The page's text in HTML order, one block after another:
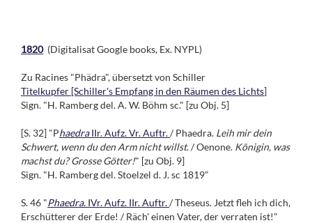
1820 (Digitalisat Google books, Ex. NYPL)
Zu Racines "Phädra", übersetzt von Schiller
Titelkupfer [Schiller's Empfang in den Räumen des Lichts]
Sign. "H. Ramberg del. A. W. Böhm sc." [zu Obj. 5]
[S. 32] "PhaedraIIr. Aufz. Vr. Auftr./ Phaedra. Leih mir dein
Schwert, wenn du den Arm nicht willst. / Oenone. Königin, was
machst du? Grosse Götter!" [zu Obj. 9]
Sign. "H. Ramberg del. Stoelzel d. J. sc 1819"
S. 46 "Phaedra. IVr. Aufz. IIr. Auftr./ Theseus. Jetzt fleh ich dich,
Erschütterer der Erde! / Räch' einen Vater, der verraten ist!"